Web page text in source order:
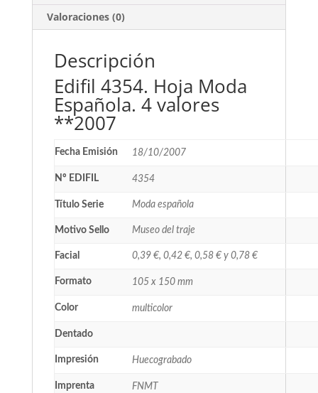
Valoraciones (0)
Descripción
Edifil 4354. Hoja Moda
Española. 4 valores
**2007
Fecha Emisión 18/10/2007
Nº EDIFIL 4354
Título Serie Moda española
Motivo Sello Museo del traje
Facial 0,39 €, 0,42 €, 0,58 € y 0,78 €
Formato 105 x 150 mm
Color multicolor
Dentado
Impresión Huecograbado
Imprenta FNMT